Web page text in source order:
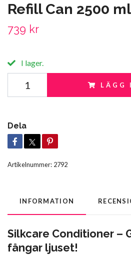
Refill Can 2500 ml
739 kr
I lager.
LÄGG
Dela
Artikelnummer: 2792
INFORMATION
Silkcare Conditioner –
fångar ljuset!